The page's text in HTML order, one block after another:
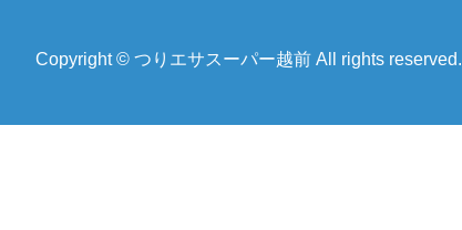
Copyright © つりエサスーパー越前 All rights reserved.